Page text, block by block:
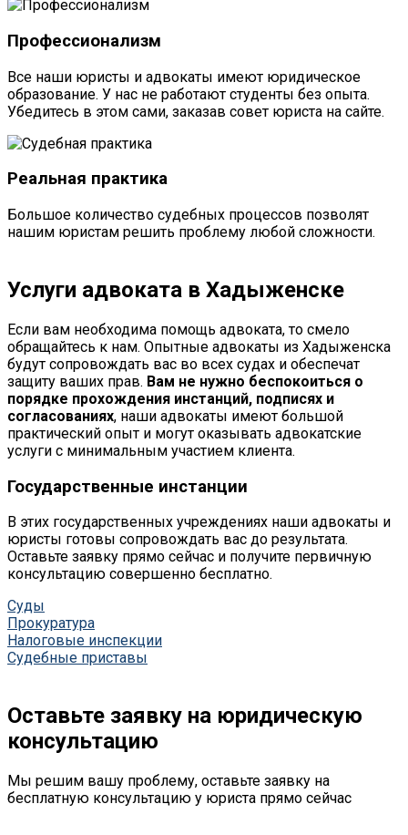
Профессионализм
Все наши юристы и адвокаты имеют юридическое
образование. У нас не работают студенты без опыта.
Убедитесь в этом сами, заказав совет юриста на сайте.
Реальная практика
Большое количество судебных процессов позволят
нашим юристам решить проблему любой сложности.
Услуги адвоката в Хадыженске
Если вам необходима помощь адвоката, то смело
обращайтесь к нам. Опытные адвокаты из Хадыженска
будут сопровождать вас во всех судах и обеспечат
защиту ваших прав. Вам не нужно беспокоиться о
порядке прохождения инстанций, подписях и
согласованиях, наши адвокаты имеют большой
практический опыт и могут оказывать адвокатские
услуги с минимальным участием клиента.
Государственные инстанции
В этих государственных учреждениях наши адвокаты и
юристы готовы сопровождать вас до результата.
Оставьте заявку прямо сейчас и получите первичную
консультацию совершенно бесплатно.
Суды
Прокуратура
Налоговые инспекции
Судебные приставы
Оставьте заявку на юридическую
консультацию
Мы решим вашу проблему, оставьте заявку на
бесплатную консультацию у юриста прямо сейчас